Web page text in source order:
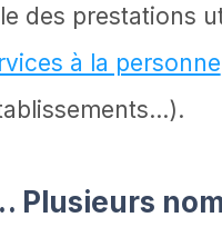
des prestations
à la personne
Plusieurs